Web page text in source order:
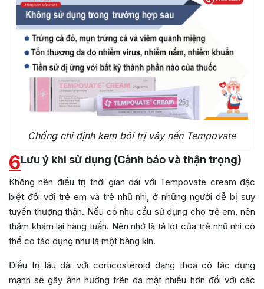
Chống chỉ định kem bôi trị vảy nến Tempovate
6Lưu ý khi sử dụng (Cảnh báo và thận trọng)
Không nên điều trị thời gian dài với Tempovate cream đặc
biệt đối với trẻ em và trẻ nhũ nhi, ở những người dễ bị suy
tuyến thượng thận. Nếu có nhu cầu sử dụng cho trẻ em, nên
thăm khám lại hàng tuần. Nên nhớ là tả lót của trẻ nhũ nhi có
thể có tác dụng như là một băng kín.
Điều trị lâu dài với corticosteroid dạng thoa có tác dụng
mạnh sẽ gây ảnh hưởng trên da mặt nhiều hơn đối với các